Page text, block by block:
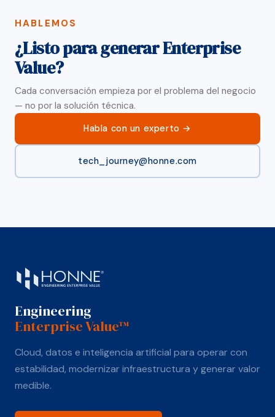
HABLEMOS
¿Listo para generar Enterprise
Value?
Cada conversación empieza por el problema del negocio
— no por la solución técnica.
Habla con un experto
tech_journey@honne.com
Engineering
Enterprise Value™
Cloud, datos e inteligencia artificial para operar con
estabilidad, modernizar infraestructura y generar valor
medible.